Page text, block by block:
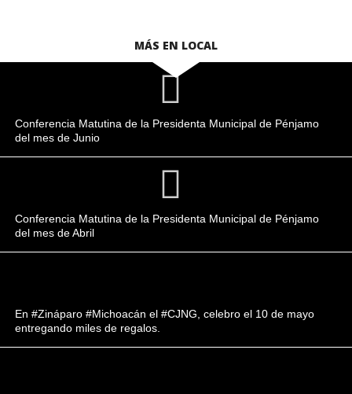
MÁS EN LOCAL
Conferencia Matutina de la Presidenta Municipal de Pénjamo
del mes de Junio
Conferencia Matutina de la Presidenta Municipal de Pénjamo
del mes de Abril
En #Zináparo #Michoacán el #CJNG, celebro el 10 de mayo
entregando miles de regalos.